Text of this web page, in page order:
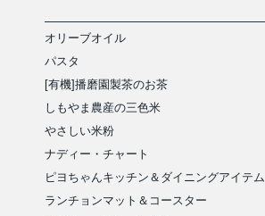
オリーブオイル
パスタ
[有機]播磨園製茶のお茶
しもやま農産の三色米
やさしい米粉
ナディー・チャート
ピヨちゃんキッチン＆ダイニングアイテム
ランチョンマット＆コースター